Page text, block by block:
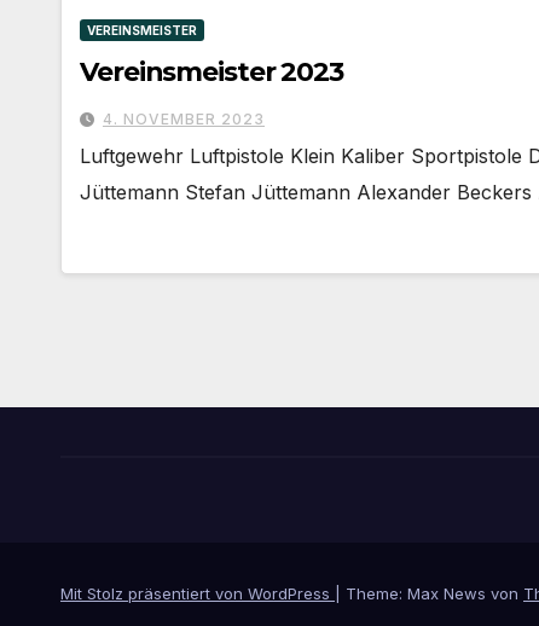
VEREINSMEISTER
Vereinsmeister 2023
4. NOVEMBER 2023
Luftgewehr Luftpistole Klein Kaliber Sportpistole
Jüttemann Stefan Jüttemann Alexander
Mit Stolz präsentiert von WordPress Theme: Max News von